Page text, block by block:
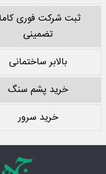
ثبت شرکت فوری
تضمینی
بالابر ساختمانی
خرید پشم سنگ
خرید سرور